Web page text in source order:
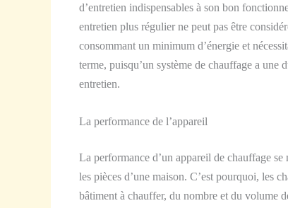
d’entretien indispensables à son bon
entretien plus régulier ne peut pas être
consommant un minimum d’énergie et
terme, puisqu’un système de chauffage a une
entretien.
La performance de l’appareil
La performance d’un appareil de chauffage
les pièces d’une maison. C’est pourquoi, les
bâtiment à chauffer, du nombre et du volume